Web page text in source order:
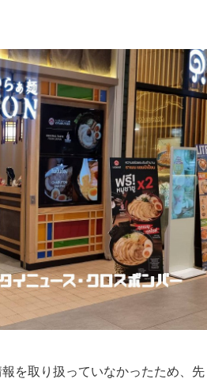
を取り扱っていなかったため、先